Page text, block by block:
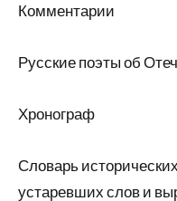
Комментарии
Русские поэты об
Хронограф
Словарь
устаревших слов и